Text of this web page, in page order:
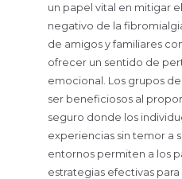
un papel vital en mitigar
negativo de la
de amigos y familiares
ofrecer un sentido de
emocional. Los grupos
ser beneficiosos al
seguro donde los
experiencias sin temor a
entornos permiten a los
estrategias efectivas